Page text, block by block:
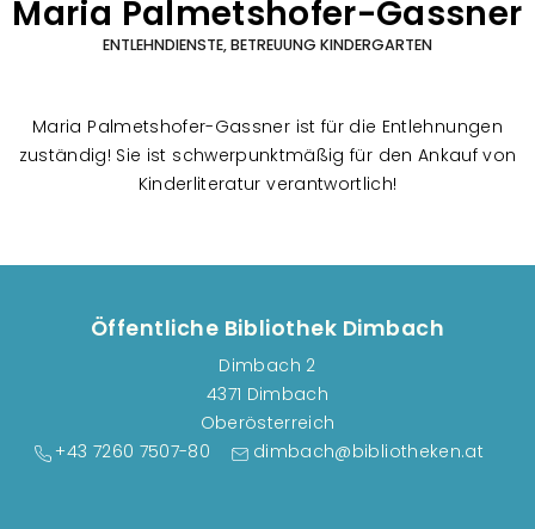
Maria Palmetshofer-Gassner
ENTLEHNDIENSTE, BETREUUNG KINDERGARTEN
Maria Palmetshofer-Gassner ist für die Entlehnungen
zuständig! Sie ist schwerpunktmäßig für den Ankauf von
Kinderliteratur verantwortlich!
Öffentliche Bibliothek Dimbach
Dimbach 2
4371 Dimbach
Oberösterreich
+43 7260 7507-80
dimbach@bibliotheken.at